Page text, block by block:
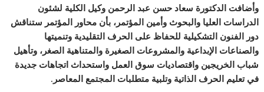
وأضافت الدكتورة سعاد حسن عبد الرحمن وكيل الكلية لشئون
الدراسات العليا والبحوث وأمين المؤتمر، بأن محاور المؤتمر ستناقش
دور الفنون التشكيلية للحفاظ على الحرف التقليدية وتنميتها
والصناعات الإبداعية والمشروعات الصغيرة والمتناهية الصغر، وتأهيل
شباب الخريجين واقتصاديات سوق العمل واستحداث اتجاهات جديدة
في تعليم الحرف الذاتية وتلبية متطلبات المجتمع المعاصر.